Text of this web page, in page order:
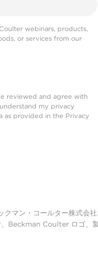
webinars, products,
or services from our
reviewed and agree with
my privacy
as provided in the Privacy
マン・コールター株式会
Beckman Coulter ロゴ、製